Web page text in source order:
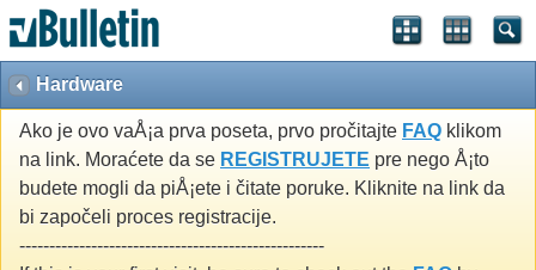
Hardware
Ako je ovo vaÅ¡a prva poseta, prvo pročitajte FAQ klikom
na link. Moraćete da se REGISTRUJETE pre nego Å¡to
budete mogli da piÅ¡ete i čitate poruke. Kliknite na link da
bi započeli proces registracije.
---------------------------------------------------